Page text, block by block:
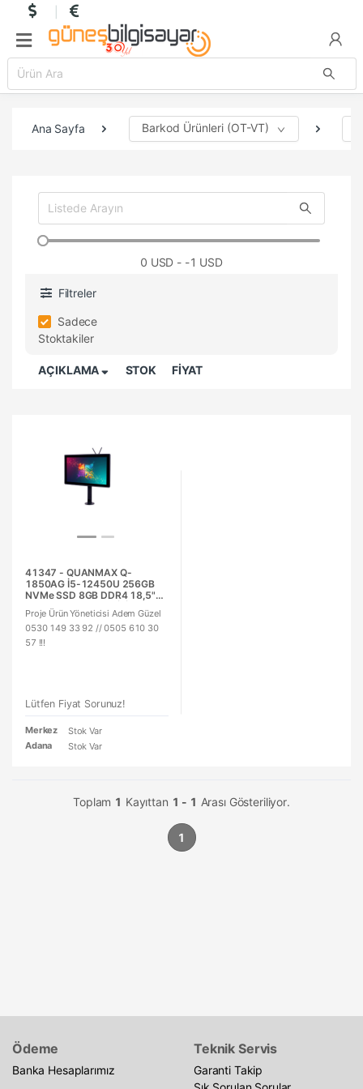
Ana Sayfa Barkod Ürünleri (OT-VT)
0 USD - -1 USD
Filtreler
Sadece
Stoktakiler
AÇIKLAMA STOK FİYAT
41347 - QUANMAX Q-
1850AG İ5-12450U 256GB
NVMe SSD 8GB DDR4 18,5"
Multi Dokunmatik WİFİ
ENDUSTRIYEL PANEL PC
Proje Ürün Yöneticisi Adem Güzel
0530 149 33 92 // 0505 610 30
57 !!!
Lütfen Fiyat Sorunuz!
Merkez
Stok Var
Adana
Stok Var
Toplam 1 Kayıttan 1 - 1 Arası Gösteriliyor.
1
Ödeme
Banka Hesaplarımız
Teknik Servis
Garanti Takip